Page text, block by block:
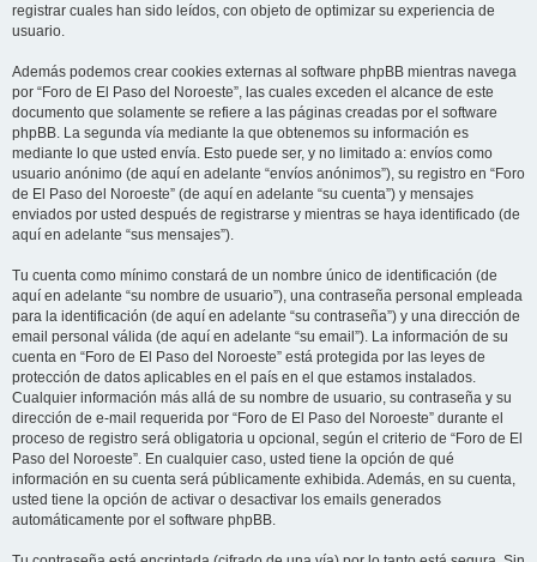
registrar cuales han sido leídos, con objeto de optimizar su experiencia de
usuario.
Además podemos crear cookies externas al software phpBB mientras navega
por “Foro de El Paso del Noroeste”, las cuales exceden el alcance de este
documento que solamente se refiere a las páginas creadas por el software
phpBB. La segunda vía mediante la que obtenemos su información es
mediante lo que usted envía. Esto puede ser, y no limitado a: envíos como
usuario anónimo (de aquí en adelante “envíos anónimos”), su registro en “Foro
de El Paso del Noroeste” (de aquí en adelante “su cuenta”) y mensajes
enviados por usted después de registrarse y mientras se haya identificado (de
aquí en adelante “sus mensajes”).
Tu cuenta como mínimo constará de un nombre único de identificación (de
aquí en adelante “su nombre de usuario”), una contraseña personal empleada
para la identificación (de aquí en adelante “su contraseña”) y una dirección de
email personal válida (de aquí en adelante “su email”). La información de su
cuenta en “Foro de El Paso del Noroeste” está protegida por las leyes de
protección de datos aplicables en el país en el que estamos instalados.
Cualquier información más allá de su nombre de usuario, su contraseña y su
dirección de e-mail requerida por “Foro de El Paso del Noroeste” durante el
proceso de registro será obligatoria u opcional, según el criterio de “Foro de El
Paso del Noroeste”. En cualquier caso, usted tiene la opción de qué
información en su cuenta será públicamente exhibida. Además, en su cuenta,
usted tiene la opción de activar o desactivar los emails generados
automáticamente por el software phpBB.